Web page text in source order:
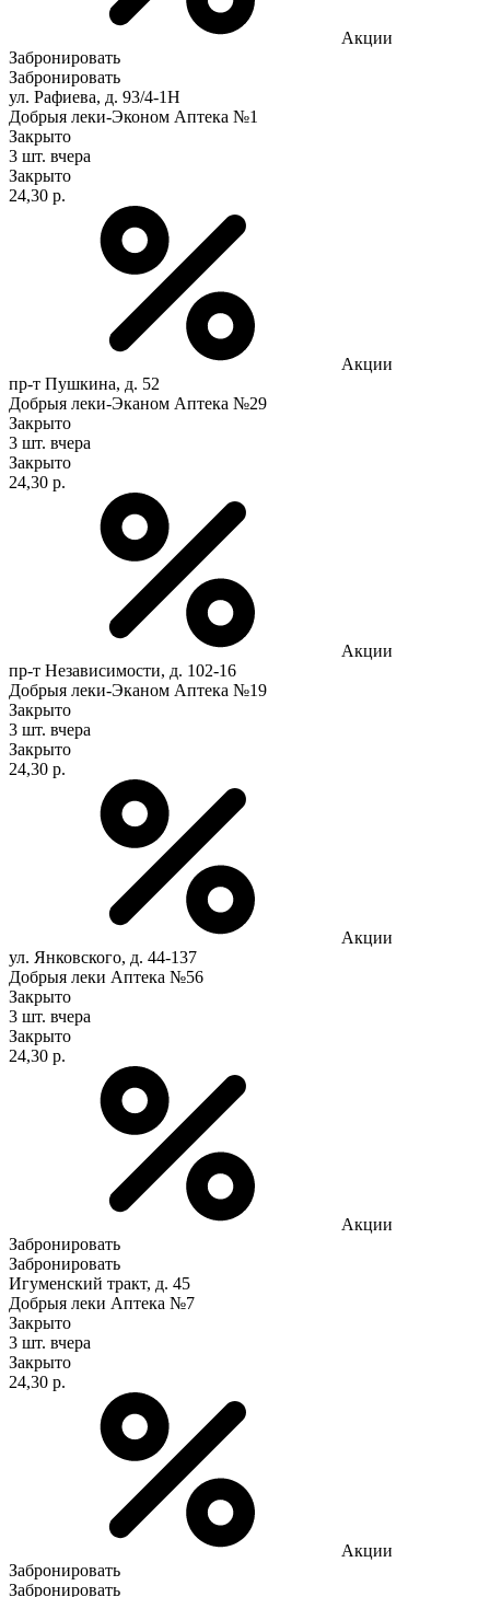
Акции
Забронировать
Забронировать
ул. Рафиева, д. 93/4-1Н
Добрыя леки-Эконом Аптека №1
Закрыто
3 шт. вчера
Закрыто
24,30 р.
Акции
пр-т Пушкина, д. 52
Добрыя леки-Эканом Аптека №29
Закрыто
3 шт. вчера
Закрыто
24,30 р.
Акции
пр-т Независимости, д. 102-16
Добрыя леки-Эканом Аптека №19
Закрыто
3 шт. вчера
Закрыто
24,30 р.
Акции
ул. Янковского, д. 44-137
Добрыя леки Аптека №56
Закрыто
3 шт. вчера
Закрыто
24,30 р.
Акции
Забронировать
Забронировать
Игуменский тракт, д. 45
Добрыя леки Аптека №7
Закрыто
3 шт. вчера
Закрыто
24,30 р.
Акции
Забронировать
Забронировать